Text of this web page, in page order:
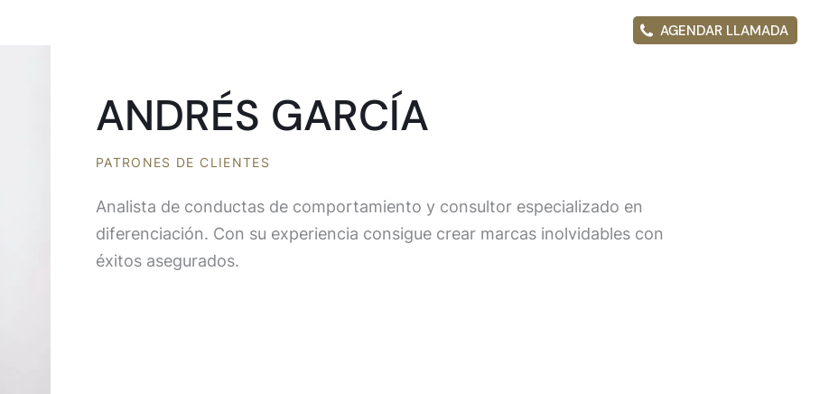
AGENDAR LLAMADA
ANDRÉS GARCÍA
PATRONES DE CLIENTES
Analista de conductas de comportamiento y consultor especializado en
diferenciación. Con su experiencia consigue crear marcas inolvidables con
éxitos asegurados.